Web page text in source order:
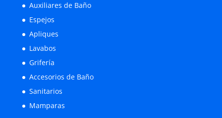
Auxiliares de Baño
Espejos
Apliques
Lavabos
Grifería
Accesorios de Baño
Sanitarios
Mamparas